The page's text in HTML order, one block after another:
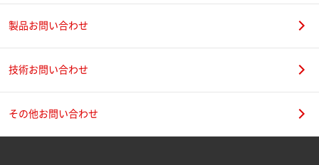
製品お問い合わせ
技術お問い合わせ
その他お問い合わせ